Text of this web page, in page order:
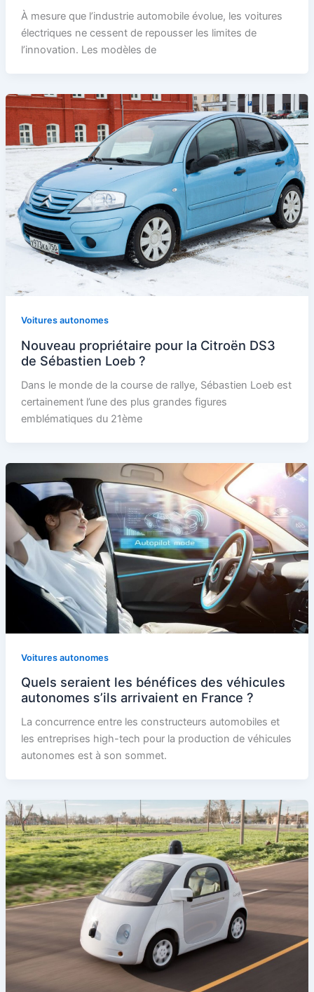
À mesure que l’industrie automobile évolue, les voitures
électriques ne cessent de repousser les limites de
l’innovation. Les modèles de
Voitures autonomes
Nouveau propriétaire pour la Citroën DS3
de Sébastien Loeb ?
Dans le monde de la course de rallye, Sébastien Loeb est
certainement l’une des plus grandes figures
emblématiques du 21ème
Voitures autonomes
Quels seraient les bénéfices des véhicules
autonomes s’ils arrivaient en France ?
La concurrence entre les constructeurs automobiles et
les entreprises high-tech pour la production de véhicules
autonomes est à son sommet.